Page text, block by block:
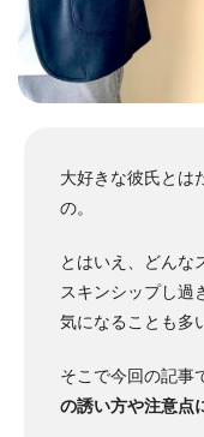
大好きな彼氏とは
の。
とはいえ、どんな
スキンシップし過
気になることも多
そこで今回の記事
の誘い方や注意点